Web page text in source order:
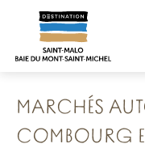
contenu
Accueil
Nos 8
Combourg La Forteresse
Marchés autour de
MARCHÉS
COMBOURG